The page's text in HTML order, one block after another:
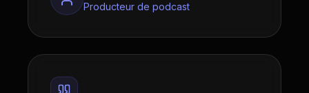
Producteur de podcast